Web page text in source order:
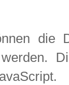
die